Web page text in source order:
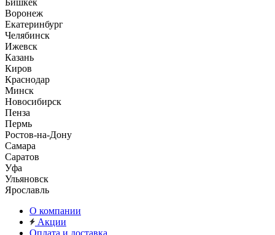
Бишкек
Воронеж
Екатеринбург
Челябинск
Ижевск
Казань
Киров
Краснодар
Минск
Новосибирск
Пенза
Пермь
Ростов-на-Дону
Самара
Саратов
Уфа
Ульяновск
Ярославль
О компании
Акции
Оплата и доставка